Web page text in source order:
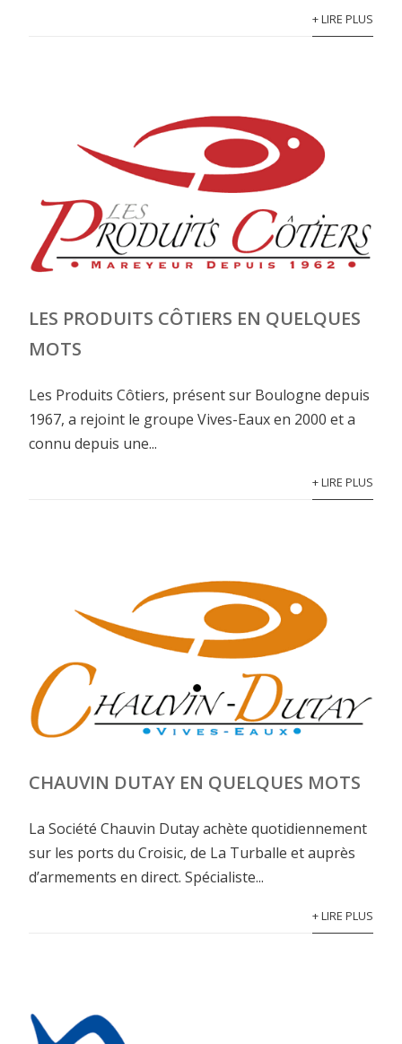
+ LIRE PLUS
LES PRODUITS CÔTIERS EN QUELQUES
MOTS
Les Produits Côtiers, présent sur Boulogne depuis
1967, a rejoint le groupe Vives-Eaux en 2000 et a
connu depuis une...
+ LIRE PLUS
CHAUVIN DUTAY EN QUELQUES MOTS
La Société Chauvin Dutay achète quotidiennement
sur les ports du Croisic, de La Turballe et auprès
d’armements en direct. Spécialiste...
+ LIRE PLUS